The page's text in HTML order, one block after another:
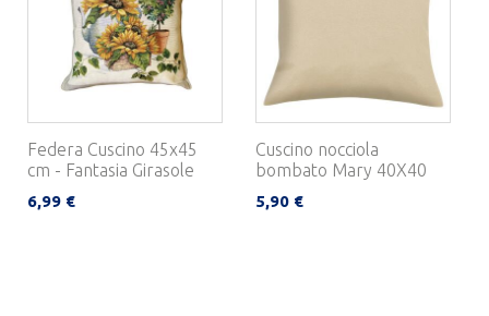
Federa Cuscino 45x45
cm - Fantasia Girasole
6,99 €
Cuscino nocciola
bombato Mary 40X40
5,90 €